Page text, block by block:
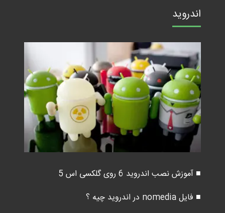
اندروید
■ آموزش نصب اندروید 6 روی گلکسی اس 5
■ فایل nomedia در اندروید چیه ؟